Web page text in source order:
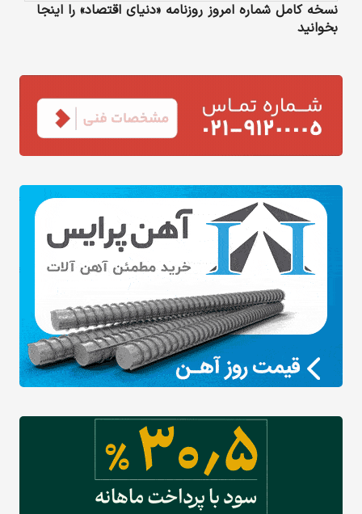
نسخه کامل شماره امروز روزنامه «دنیای‌ اقتصاد» را اینجا
بخوانید